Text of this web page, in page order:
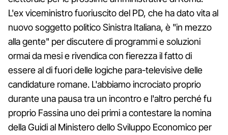
L'ex viceministro fuoriuscito del PD, che ha dato vita al
nuovo soggetto politico Sinistra Italiana, è "in mezzo
alla gente" per discutere di programmi e soluzioni
ormai da mesi e rivendica con fierezza il fatto di
essere al di fuori delle logiche para-televisive delle
candidature romane. L'abbiamo incrociato proprio
durante una pausa tra un incontro e l'altro perché fu
proprio Fassina uno dei primi a contestare la nomina
della Guidi al Ministero dello Sviluppo Economico per